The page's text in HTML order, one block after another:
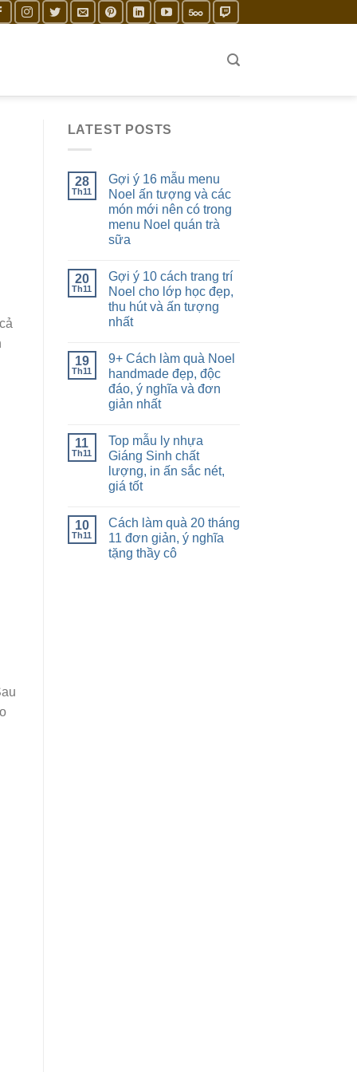
LATEST POSTS
28
Th11
Gợi ý 16 mẫu menu
Noel ấn tượng và các
món mới nên có trong
menu Noel quán trà
sữa
20
Th11
Gợi ý 10 cách trang trí
Noel cho lớp học đẹp,
thu hút và ấn tượng
nhất
19
Th11
9+ Cách làm quà Noel
handmade đẹp, độc
đáo, ý nghĩa và đơn
giản nhất
11
Th11
Top mẫu ly nhựa
Giáng Sinh chất
lượng, in ấn sắc nét,
giá tốt
10
Th11
Cách làm quà 20 tháng
11 đơn giản, ý nghĩa
tặng thầy cô